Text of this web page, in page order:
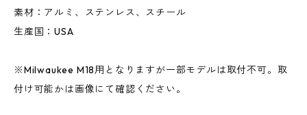
素材：アルミ、ステンレス、スチール
生産国：USA
※Milwaukee M18用となりますが一部モデルは取付不可。取
付け可能かは画像にて確認ください。